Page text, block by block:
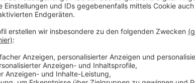
Bundesweit bestehen bleiben soll die
bei der Deutschen Bahn). Impf-, Genesenen-
Infektionsschutzgesetz geregelt. 2G oder 3G-
weiter Maßnahmen, die wir kennen, gelten
neu beschlossene Hotspot-Regelung in Frage.
Anzeige